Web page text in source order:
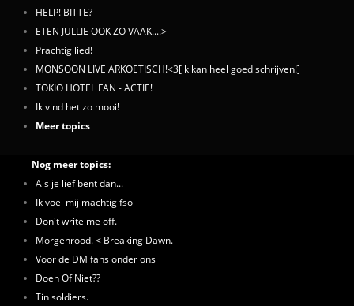
HELP! BITTE?
ETEN JULLIE OOK ZO VAAK....>
Prachtig lied!
MONSOON LIVE ARKOETISCH!<3[ik kan heel goed schrijven!]
TOKIO HOTEL FAN - ACTIE!
Ik vind het zo mooi!
Meer topics
Nog meer topics:
Als je lief bent dan...
Ik voel mij machtig fso
Don't write me off.
Morgenrood. < Breaking Dawn.
Voor de DM fans onder ons
Doen Of Niet??
Tin soldiers.